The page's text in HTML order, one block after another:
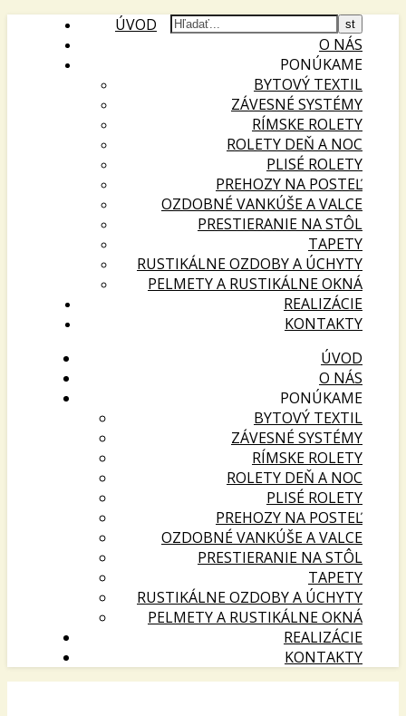
ÚVOD
O NÁS
PONÚKAME
BYTOVÝ TEXTIL
ZÁVESNÉ SYSTÉMY
RÍMSKE ROLETY
ROLETY DEŇ A NOC
PLISÉ ROLETY
PREHOZY NA POSTEĽ
OZDOBNÉ VANKÚŠE A VALCE
PRESTIERANIE NA STÔL
TAPETY
RUSTIKÁLNE OZDOBY A ÚCHYTY
PELMETY A RUSTIKÁLNE OKNÁ
REALIZÁCIE
KONTAKTY
ÚVOD
O NÁS
PONÚKAME
BYTOVÝ TEXTIL
ZÁVESNÉ SYSTÉMY
RÍMSKE ROLETY
ROLETY DEŇ A NOC
PLISÉ ROLETY
PREHOZY NA POSTEĽ
OZDOBNÉ VANKÚŠE A VALCE
PRESTIERANIE NA STÔL
TAPETY
RUSTIKÁLNE OZDOBY A ÚCHYTY
PELMETY A RUSTIKÁLNE OKNÁ
REALIZÁCIE
KONTAKTY